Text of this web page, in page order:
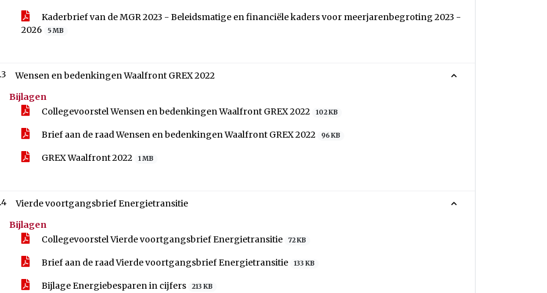
Kaderbrief van de MGR 2023 - Beleidsmatige en financiële kaders voor meerjarenbegroting 2023 -
2026
5 MB
Wensen en bedenkingen Waalfront GREX 2022
Bijlagen
Collegevoorstel Wensen en bedenkingen Waalfront GREX 2022
102 KB
Brief aan de raad Wensen en bedenkingen Waalfront GREX 2022 96 KB
GREX Waalfront 2022 1 MB
Vierde voortgangsbrief Energietransitie
Bijlagen
Collegevoorstel Vierde voortgangsbrief Energietransitie
72 KB
Brief aan de raad Vierde voortgangsbrief Energietransitie 133 KB
Bijlage Energiebesparen in cijfers 213 KB